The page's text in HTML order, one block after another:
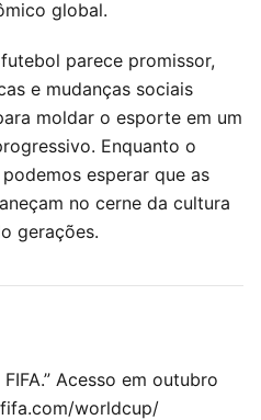
global.
parece promissor,
e mudanças sociais
moldar o esporte em um
Enquanto o
esperar que as
no cerne da cultura
gerações.
Acesso em outubro
worldcup/